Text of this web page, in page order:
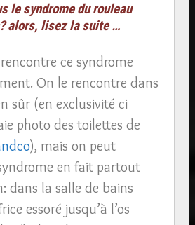
le syndrome du rouleau
alors, lisez la suite …
ce syndrome
On le rencontre dans
sûr (en exclusivité ci
photo des toilettes de
), mais on peut
en fait partout
dans la salle de bains
essoré jusqu’à l’os